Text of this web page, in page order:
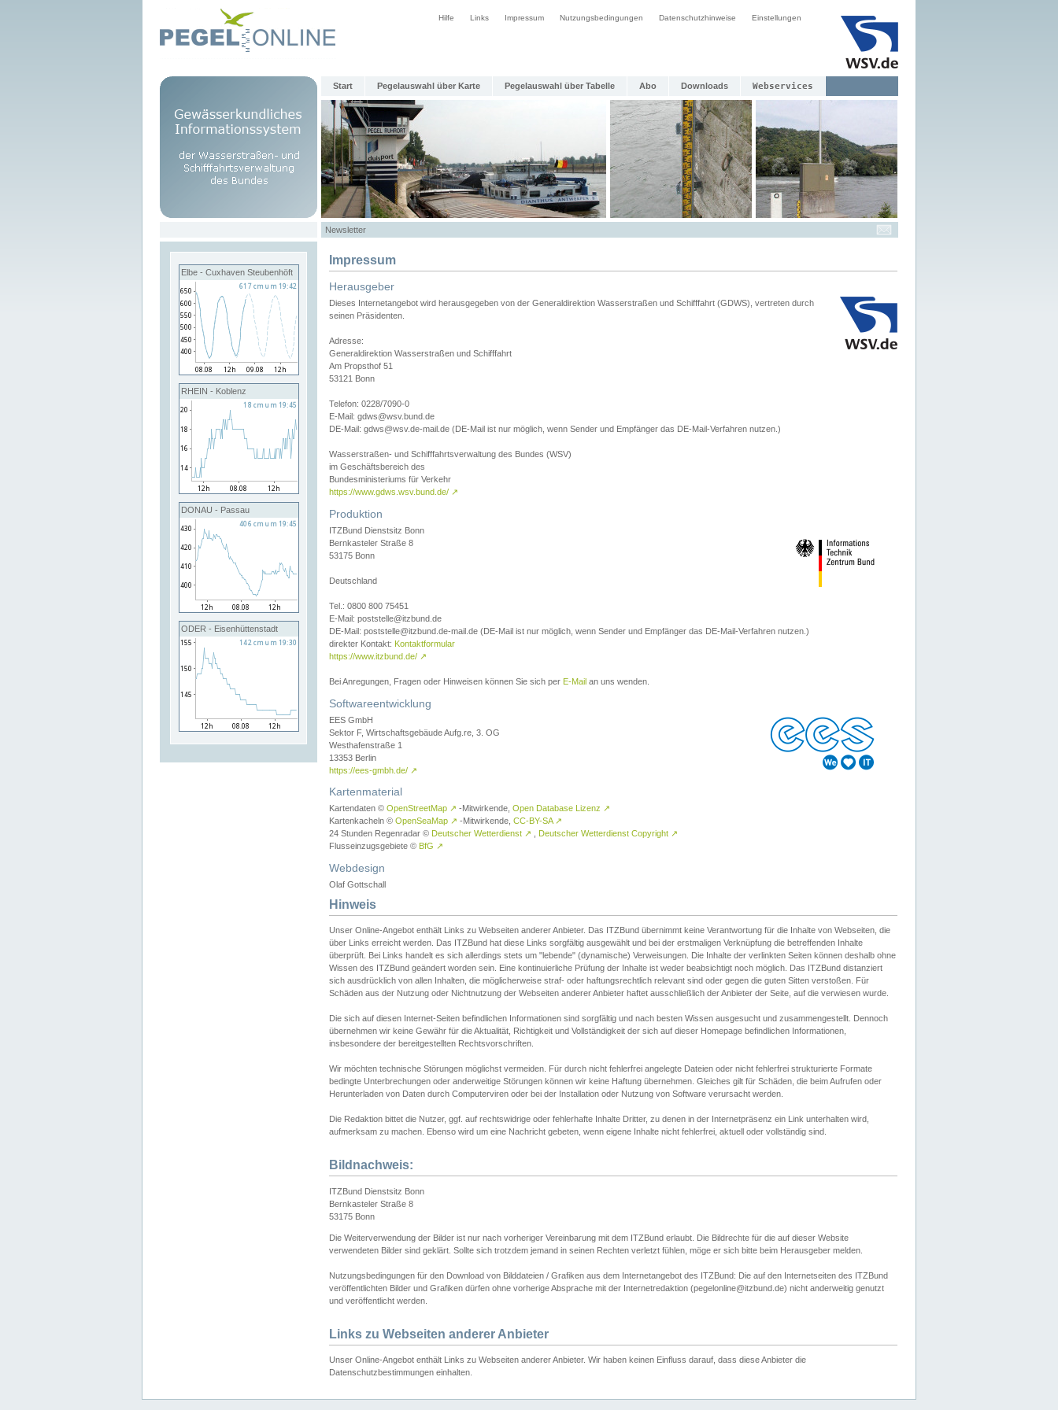
Hilfe Links Impressum Nutzungsbedingungen Datenschutzhinweise Einstellungen
Start Pegelauswahl über Karte Pegelauswahl über Tabelle Abo Downloads Webservices
Newsletter
Elbe - Cuxhaven Steubenhöft
RHEIN - Koblenz
DONAU - Passau
ODER - Eisenhüttenstadt
Impressum
Herausgeber
Dieses Internetangebot wird herausgegeben von der Generaldirektion Wasserstraßen und Schifffahrt (GDWS), vertreten durch
seinen Präsidenten.
Adresse:
Generaldirektion Wasserstraßen und Schifffahrt
Am Propsthof 51
53121 Bonn
Telefon: 0228/7090-0
E-Mail: gdws@wsv.bund.de
DE-Mail: gdws@wsv.de-mail.de (DE-Mail ist nur möglich, wenn Sender und Empfänger das DE-Mail-Verfahren nutzen.)
Wasserstraßen- und Schifffahrtsverwaltung des Bundes (WSV)
im Geschäftsbereich des
Bundesministeriums für Verkehr
https://www.gdws.wsv.bund.de/ ↗
Produktion
ITZBund Dienstsitz Bonn
Bernkasteler Straße 8
53175 Bonn
Deutschland
Tel.: 0800 800 75451
E-Mail: poststelle@itzbund.de
DE-Mail: poststelle@itzbund.de-mail.de (DE-Mail ist nur möglich, wenn Sender und Empfänger das DE-Mail-Verfahren nutzen.)
direkter Kontakt: Kontaktformular
https://www.itzbund.de/ ↗
Bei Anregungen, Fragen oder Hinweisen können Sie sich per E-Mail an uns wenden.
Softwareentwicklung
EES GmbH
Sektor F, Wirtschaftsgebäude Aufg.re, 3. OG
Westhafenstraße 1
13353 Berlin
https://ees-gmbh.de/ ↗
Kartenmaterial
Kartendaten © OpenStreetMap ↗ -Mitwirkende, Open Database Lizenz ↗
Kartenkacheln © OpenSeaMap ↗ -Mitwirkende, CC-BY-SA ↗
24 Stunden Regenradar © Deutscher Wetterdienst ↗ Deutscher Wetterdienst Copyright ↗
Flusseinzugsgebiete © BfG ↗
Webdesign
Olaf Gottschall
Hinweis
Unser Online-Angebot enthält Links zu Webseiten anderer Anbieter. Das ITZBund übernimmt keine Verantwortung für die Inhalte von Webseiten, die
über Links erreicht werden. Das ITZBund hat diese Links sorgfältig ausgewählt und bei der erstmaligen Verknüpfung die betreffenden Inhalte
überprüft. Bei Links handelt es sich allerdings stets um "lebende" (dynamische) Verweisungen. Die Inhalte der verlinkten Seiten können deshalb ohne
Wissen des ITZBund geändert worden sein. Eine kontinuierliche Prüfung der Inhalte ist weder beabsichtigt noch möglich. Das ITZBund distanziert
sich ausdrücklich von allen Inhalten, die möglicherweise straf- oder haftungsrechtlich relevant sind oder gegen die guten Sitten verstoßen. Für
Schäden aus der Nutzung oder Nichtnutzung der Webseiten anderer Anbieter haftet ausschließlich der Anbieter der Seite, auf die verwiesen wurde.
Die sich auf diesen Internet-Seiten befindlichen Informationen sind sorgfältig und nach besten Wissen ausgesucht und zusammengestellt. Dennoch
übernehmen wir keine Gewähr für die Aktualität, Richtigkeit und Vollständigkeit der sich auf dieser Homepage befindlichen Informationen,
insbesondere der bereitgestellten Rechtsvorschriften.
Wir möchten technische Störungen möglichst vermeiden. Für durch nicht fehlerfrei angelegte Dateien oder nicht fehlerfrei strukturierte Formate
bedingte Unterbrechungen oder anderweitige Störungen können wir keine Haftung übernehmen. Gleiches gilt für Schäden, die beim Aufrufen oder
Herunterladen von Daten durch Computerviren oder bei der Installation oder Nutzung von Software verursacht werden.
Die Redaktion bittet die Nutzer, ggf. auf rechtswidrige oder fehlerhafte Inhalte Dritter, zu denen in der Internetpräsenz ein Link unterhalten wird,
aufmerksam zu machen. Ebenso wird um eine Nachricht gebeten, wenn eigene Inhalte nicht fehlerfrei, aktuell oder vollständig sind.
Bildnachweis:
ITZBund Dienstsitz Bonn
Bernkasteler Straße 8
53175 Bonn
Die Weiterverwendung der Bilder ist nur nach vorheriger Vereinbarung mit dem ITZBund erlaubt. Die Bildrechte für die auf dieser Website
verwendeten Bilder sind geklärt. Sollte sich trotzdem jemand in seinen Rechten verletzt fühlen, möge er sich bitte beim Herausgeber melden.
Nutzungsbedingungen für den Download von Bilddateien / Grafiken aus dem Internetangebot des ITZBund: Die auf den Internetseiten des ITZBund
veröffentlichten Bilder und Grafiken dürfen ohne vorherige Absprache mit der Internetredaktion (pegelonline@itzbund.de) nicht anderweitig genutzt
und veröffentlicht werden.
Links zu Webseiten anderer Anbieter
Unser Online-Angebot enthält Links zu Webseiten anderer Anbieter. Wir haben keinen Einfluss darauf, dass diese Anbieter die
Datenschutzbestimmungen einhalten.